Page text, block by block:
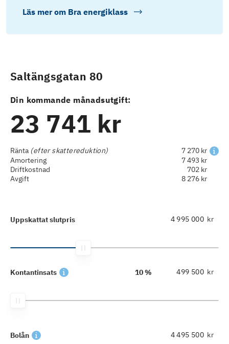
Läs mer om Bra energiklass
Saltängsgatan 80
Din kommande månadsutgift:
23 741 kr
Ränta (efter skattereduktion)
7 270 kr
Amortering
7 493 kr
Driftkostnad
702 kr
Avgift
8 276 kr
Uppskattat slutpris kr
Kontantinsats 10 % kr
Bolån kr